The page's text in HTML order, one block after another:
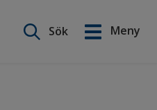
Sök
Meny
English